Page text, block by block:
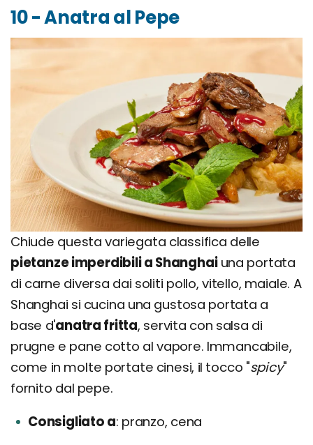
10 - Anatra al Pepe
Chiude questa variegata classifica delle
pietanze imperdibili a Shanghaiuna portata
di carne diversa dai soliti pollo, vitello, maiale. A
Shanghai si cucina una gustosa portata a
base d'anatra fritta, servita con salsa di
prugne e pane cotto al vapore. Immancabile,
come in molte portate cinesi, il tocco "spicy"
fornito dal pepe.
Consigliato a pranzo, cena